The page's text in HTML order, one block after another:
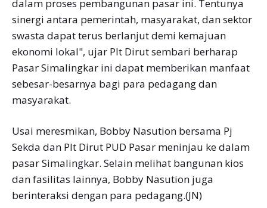
dalam proses pembangunan pasar ini. Tentunya
sinergi antara pemerintah, masyarakat, dan sektor
swasta dapat terus berlanjut demi kemajuan
ekonomi lokal", ujar Plt Dirut sembari berharap
Pasar Simalingkar ini dapat memberikan manfaat
sebesar-besarnya bagi para pedagang dan
masyarakat.
Usai meresmikan, Bobby Nasution bersama Pj
Sekda dan Plt Dirut PUD Pasar meninjau ke dalam
pasar Simalingkar. Selain melihat bangunan kios
dan fasilitas lainnya, Bobby Nasution juga
berinteraksi dengan para pedagang.(JN)